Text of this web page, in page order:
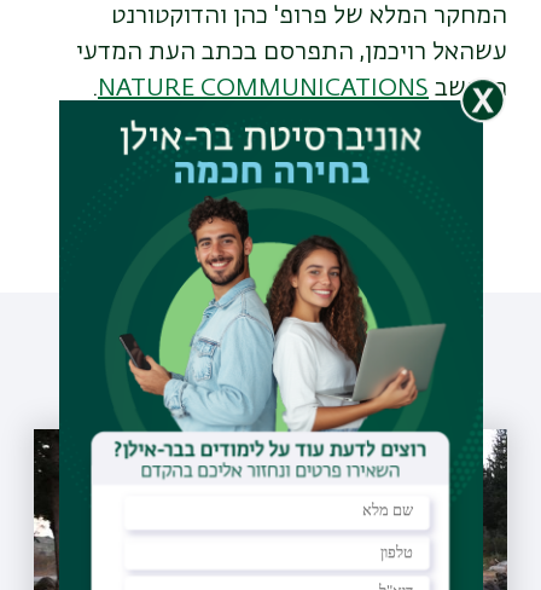
המחקר המלא של פרופ' כהן והדוקטורנט
עשהאל רויכמן, התפרסם בכתב העת המדעי
הנחשב NATURE COMMUNICATIONS
.
עוד כתבות שיעניינו אותך